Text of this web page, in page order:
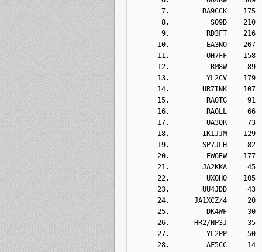
7.        RA9CCK    175
8.          SO9D    210
9.         RD3FT    216
10.         EA3NO    267
11.         OH7FF    158
12.          RM8W     89
13.         YL2CV    179
14.        UR7INK    107
15.         RA0TG     91
16.         RA0LL     66
17.         UA3QR     73
18.        IK1JJM    129
19.        SP7JLH     82
20.         EW6EW    177
21.        JA2KKA     45
22.         UX0HO    105
23.        UU4JDD     43
24.      JA1XCZ/4     20
25.         DK4WF     30
26.      HR2/NP3J     35
27.         YL2PP     50
28.         AF5CC     14